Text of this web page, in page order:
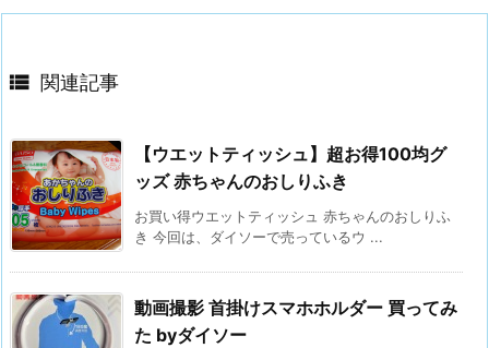
 関連記事
【ウエットティッシュ】超お得100均グ
ッズ 赤ちゃんのおしりふき
お買い得ウエットティッシュ 赤ちゃんのおしりふ
き 今回は、ダイソーで売っているウ ...
動画撮影 首掛けスマホホルダー 買ってみ
た byダイソー